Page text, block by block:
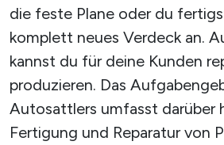
die feste Plane oder du
komplett neues Verdeck an.
kannst du für deine Kunden
produzieren. Das
Autosattlers umfasst darüber
Fertigung und Reparatur von